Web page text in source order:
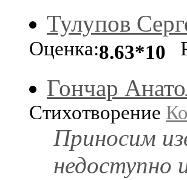
Тулупов
Оценка:8.63*10
Гончар
Стихотворение
Приносим
недоступно